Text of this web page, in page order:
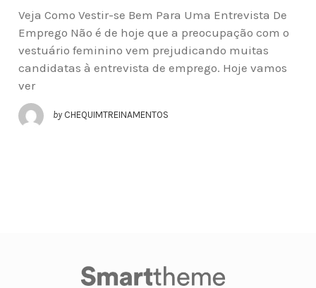
Veja Como Vestir-se Bem Para Uma Entrevista De
Emprego Não é de hoje que a preocupação com o
vestuário feminino vem prejudicando muitas
candidatas à entrevista de emprego. Hoje vamos
ver
by CHEQUIMTREINAMENTOS